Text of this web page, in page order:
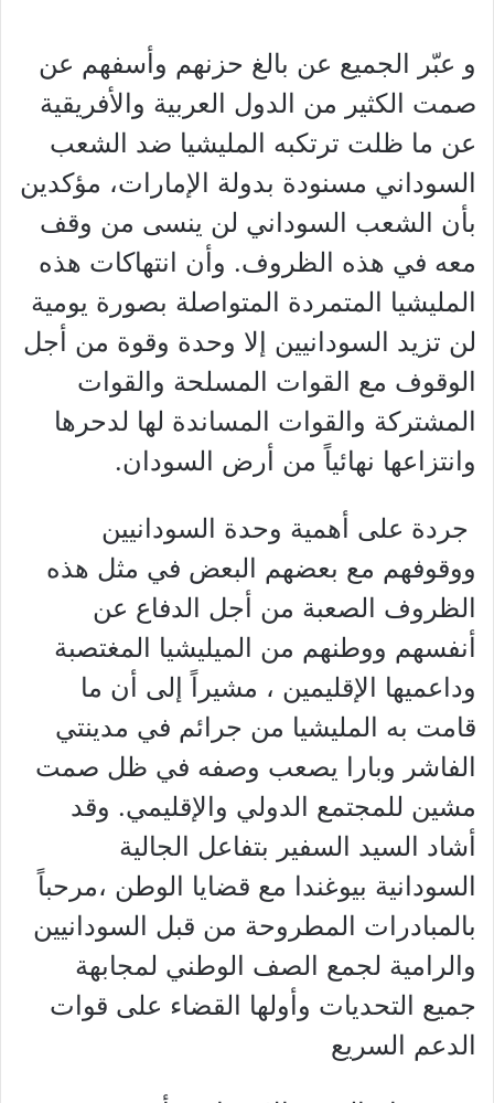
و عبّر الجميع عن بالغ حزنهم وأسفهم عن
صمت الكثير من الدول العربية والأفريقية
عن ما ظلت ترتكبه المليشيا ضد الشعب
السوداني مسنودة بدولة الإمارات، مؤكدين
بأن الشعب السوداني لن ينسى من وقف
معه في هذه الظروف. وأن انتهاكات هذه
المليشيا المتمردة المتواصلة بصورة يومية
لن تزيد السودانيين إلا وحدة وقوة من أجل
الوقوف مع القوات المسلحة والقوات
المشتركة والقوات المساندة لها لدحرها
وانتزاعها نهائياً من أرض السودان.
جردة على أهمية وحدة السودانيين
ووقوفهم مع بعضهم البعض في مثل هذه
الظروف الصعبة من أجل الدفاع عن
أنفسهم ووطنهم من الميليشيا المغتصبة
وداعميها الإقليمين ، مشيراً إلى أن ما
قامت به المليشيا من جرائم في مدينتي
الفاشر وبارا يصعب وصفه في ظل صمت
مشين للمجتمع الدولي والإقليمي. وقد
أشاد السيد السفير بتفاعل الجالية
السودانية بيوغندا مع قضايا الوطن ،مرحباً
بالمبادرات المطروحة من قبل السودانيين
والرامية لجمع الصف الوطني لمجابهة
جميع التحديات وأولها القضاء على قوات
الدعم السريع